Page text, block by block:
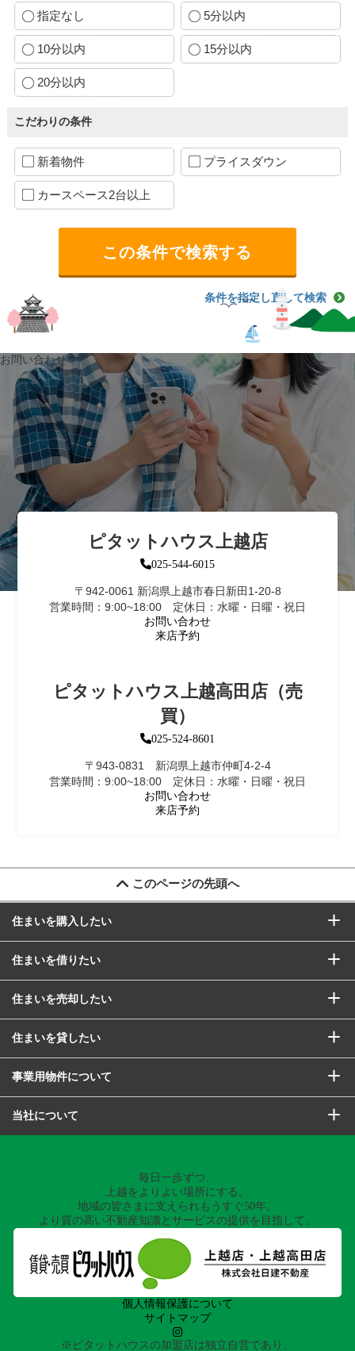
指定なし 5分以内
10分以内 15分以内
20分以内
こだわりの条件
新着物件 プライスダウン
カースペース2台以上
条件を指定し直して検索
お問い合わせ
ピタットハウス上越店
025-544-6015
〒942-0061 新潟県上越市春日新田1-20-8
営業時間：9:00~18:00 定休日：水曜・日曜・祝日
お問い合わせ
来店予約
ピタットハウス上越高田店（売
買）
025-524-8601
〒943-0831 新潟県上越市仲町4-2-4
営業時間：9:00~18:00 定休日：水曜・日曜・祝日
お問い合わせ
来店予約
このページの先頭へ
住まいを購入したい
住まいを借りたい
住まいを売却したい
住まいを貸したい
事業用物件について
当社について
毎日一歩ずつ、
上越をよりよい場所にする。
地域の皆さまに支えられもうすぐ50年。
より質の高い不動産知識とサービスの提供を目指して。
個人情報保護について
サイトマップ
※ピタットハウスの加盟店は独立自営であり、